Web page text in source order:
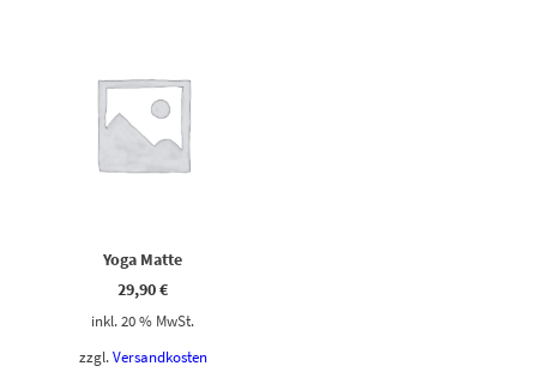
Yoga Matte
29,90€
inkl. 20 % MwSt.
zzgl. Versandkosten